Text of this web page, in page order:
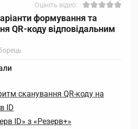
Оцініть відео:
формування та
QR-коду відповідальним
сканування QR-коду на
ID
ID» з «Резерв+»